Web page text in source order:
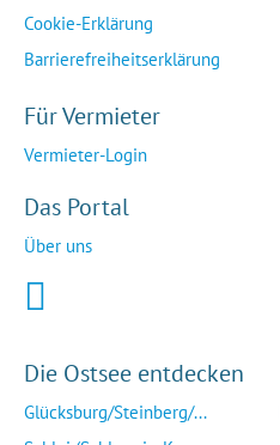
Cookie-Erklärung
Barrierefreiheitserklärung
Für Vermieter
Vermieter-Login
Das Portal
Über uns
Die Ostsee entdecken
Glücksburg/Steinberg/...